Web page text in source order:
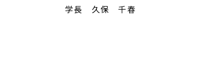
学長 久保 千春